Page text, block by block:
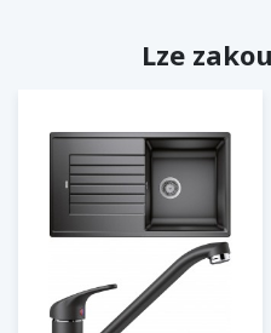
Lze